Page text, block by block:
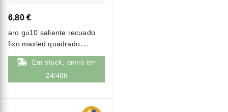
6,80 €
aro gu10 saliente recuado
fixo maxled quadrado
branco pc ip20
Em stock, envio em
24/48h